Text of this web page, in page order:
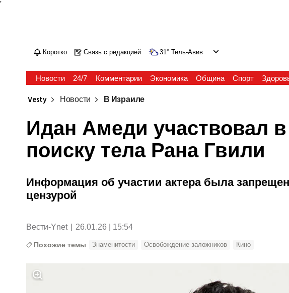
'
Коротко Связь с редакцией 31° Тель-Авив
Новости 24/7 Комментарии Экономика Община Спорт
Vesty Новости В Израиле
Идан Амеди участвовал
поиску тела Рана Гвили
Информация об участии актера была
цензурой
Вести-Ynet 26.01.26 | 15:54
Похожие темы Знаменитости Освобождение заложников Кино